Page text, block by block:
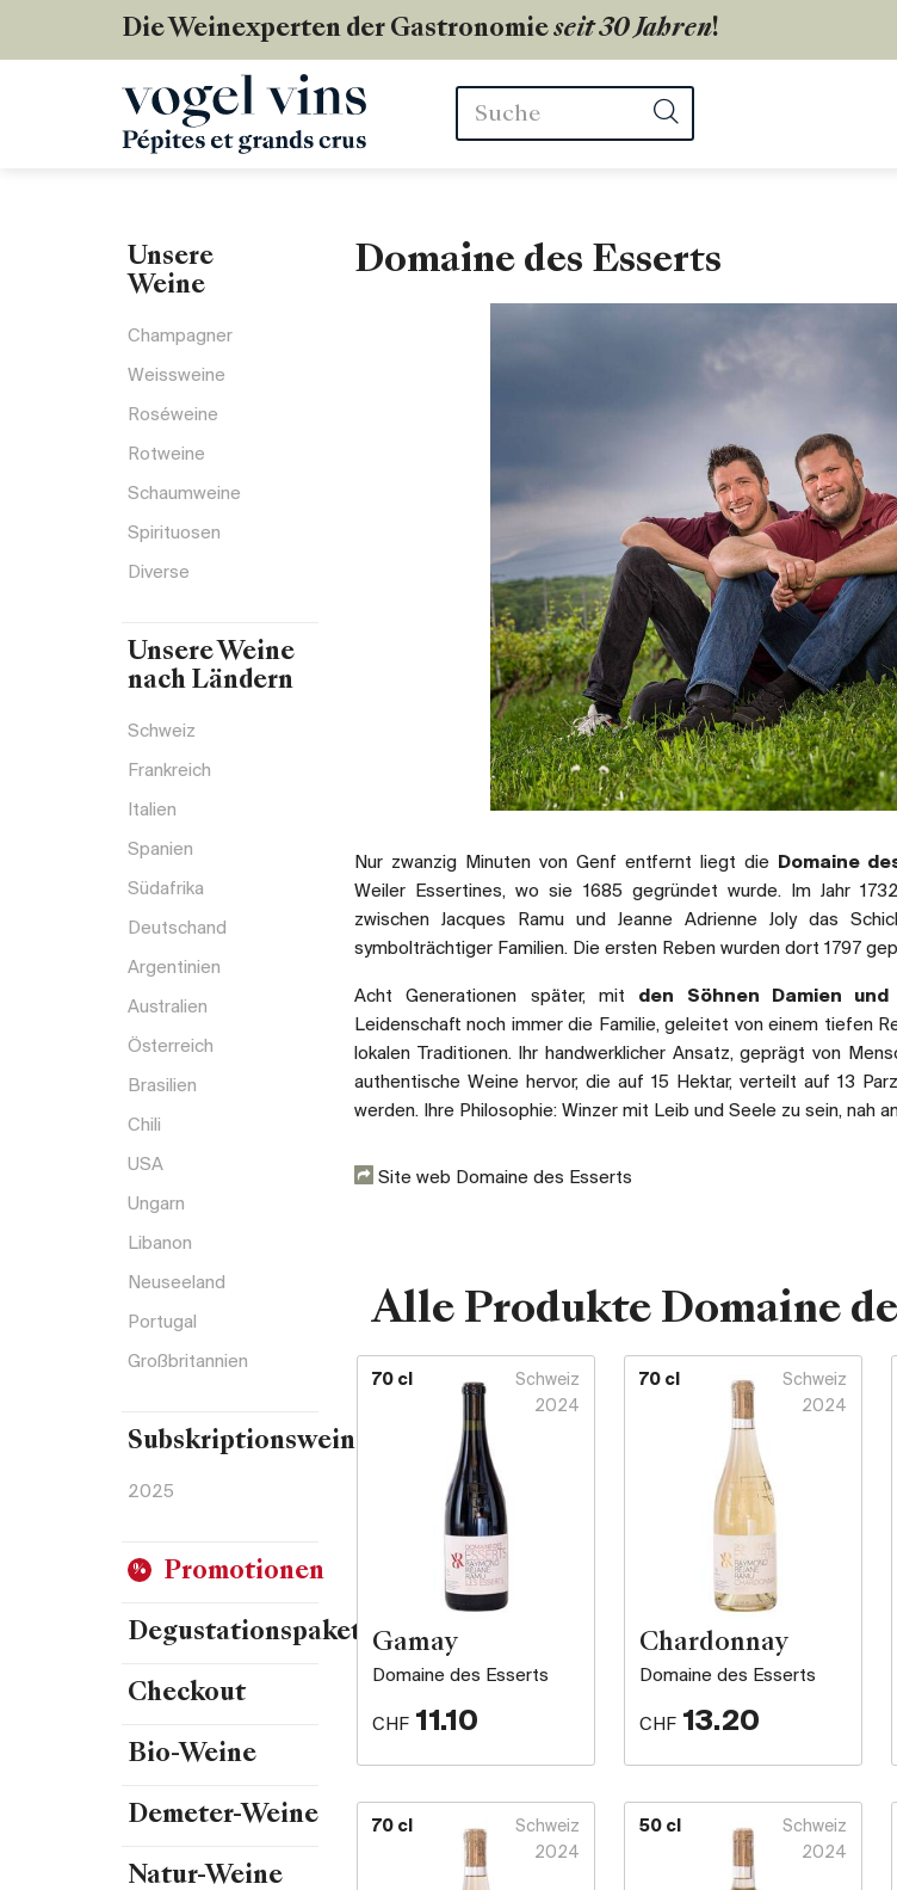
Die Weinexperten der Gastronomie seit 30 Jahren!
Stichwörter
Unsere
Weine
Champagner
Weissweine
Roséweine
Rotweine
Schaumweine
Spirituosen
Diverse
Unsere Weine
nach Ländern
Schweiz
Frankreich
Italien
Spanien
Südafrika
Deutschand
Argentinien
Australien
Österreich
Brasilien
Chili
USA
Ungarn
Libanon
Neuseeland
Portugal
Großbritannien
Subskriptionsweine
2025
Promotionen
Degustationspakete
Checkout
Bio-Weine
Demeter-Weine
Natur-Weine
Domaine des Esserts
Nur zwanzig Minuten von Genf entfernt liegt die Domaine
Weiler Essertines, wo sie 1685 gegründet wurde. Im Jahr
zwischen Jacques Ramu und Jeanne Adrienne Joly das
symbolträchtiger Familien. Die ersten Reben wurden dort 1797
Acht Generationen später, mit den Söhnen Damien und
Leidenschaft noch immer die Familie, geleitet von einem tiefen
lokalen Traditionen. Ihr handwerklicher Ansatz, geprägt von
authentische Weine hervor, die auf 15 Hektar, verteilt auf 13
werden. Ihre Philosophie: Winzer mit Leib und Seele zu sein, nah
Site web Domaine des Esserts
Alle Produkte Domaine
70 cl
Schweiz
2024
Gamay
Domaine des Esserts
CHF 11.10
70 cl
Schweiz
2024
Chardonnay
Domaine des Esserts
CHF 13.20
70 cl
Schweiz
2024
50 cl
Schweiz
2024